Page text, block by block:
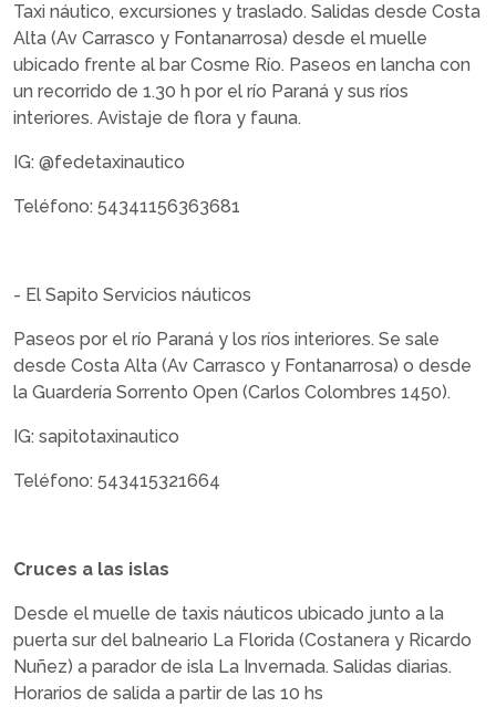
Taxi náutico, excursiones y traslado. Salidas desde Costa
Alta (Av Carrasco y Fontanarrosa) desde el muelle
ubicado frente al bar Cosme Río. Paseos en lancha con
un recorrido de 1.30 h por el río Paraná y sus ríos
interiores. Avistaje de flora y fauna.
IG: @fedetaxinautico
Teléfono: 54341156363681
- El Sapito Servicios náuticos
Paseos por el río Paraná y los ríos interiores. Se sale
desde Costa Alta (Av Carrasco y Fontanarrosa) o desde
la Guardería Sorrento Open (Carlos Colombres 1450).
IG: sapitotaxinautico
Teléfono: 543415321664
Cruces a las islas
Desde el muelle de taxis náuticos ubicado junto a la
puerta sur del balneario La Florida (Costanera y Ricardo
Nuñez) a parador de isla La Invernada. Salidas diarias.
Horarios de salida a partir de las 10 hs